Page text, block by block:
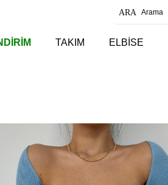
TAKIM ELBİSE